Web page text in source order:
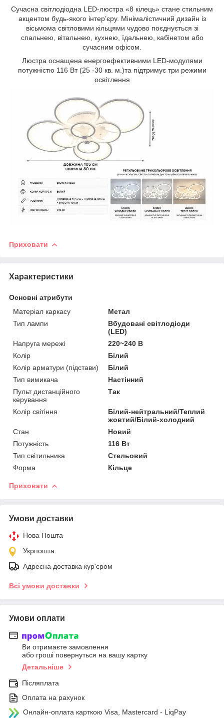
Сучасна світлодіодна LED-люстра «8 кілець» стане стильним
акцентом будь-якого інтер’єру. Мінімалістичний дизайн із
вісьмома світловими кільцями чудово поєднується зі
спальнею, вітальнею, кухнею, їдальнею, кабінетом або
сучасним офісом.
Люстра оснащена енергоефективними LED-модулями
потужністю 116 Вт (25 -30 кв. м.)та підтримує три режими
освітлення
Приховати
Характеристики
Основні атрибути
Матеріал каркасу
Метал
Тип лампи
Вбудовані світлодіоди
(LED)
Напруга мережі
220~240 В
Колір
Білий
Колір арматури (підстави)
Білий
Тип вимикача
Настінний
Пульт дистанційного
керування
Так
Колір світіння
Білий-нейтральний/Теплий
жовтий/Білий-холодний
Стан
Новий
Потужність
116 Вт
Тип світильника
Стельовий
Форма
Кільце
Приховати
Умови доставки
Нова Пошта
Укрпошта
Адресна доставка кур'єром
Всі умови доставки
Умови оплати
Ви отримаєте замовлення
або гроші повернуться на вашу картку
Детальніше
Післяплата
Оплата на рахунок
Онлайн-оплата карткою Visa, Mastercard - LiqPay